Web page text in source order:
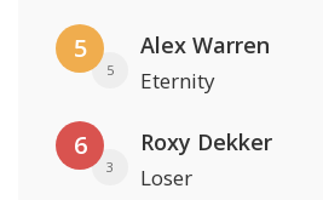
5
5
Alex Warren
Eternity
6
3
Roxy Dekker
Loser